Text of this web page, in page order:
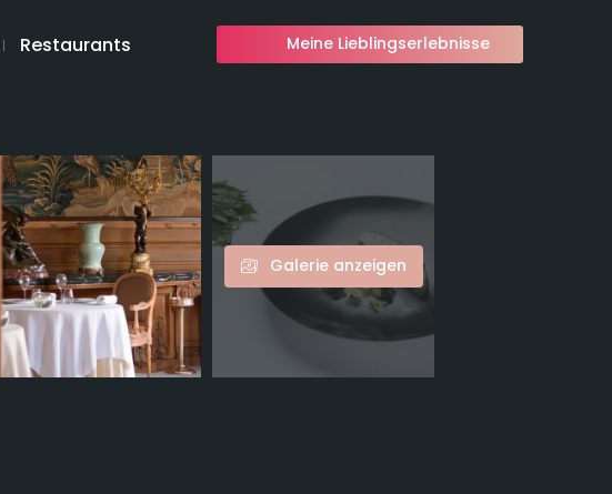
Restaurants Meine Lieblingserlebnisse
Galerie anzeigen